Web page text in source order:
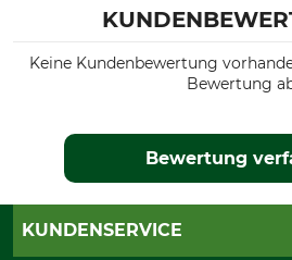
Keine Kundenbewertung
Bewertung
Bewertung
KUNDENSERVICE